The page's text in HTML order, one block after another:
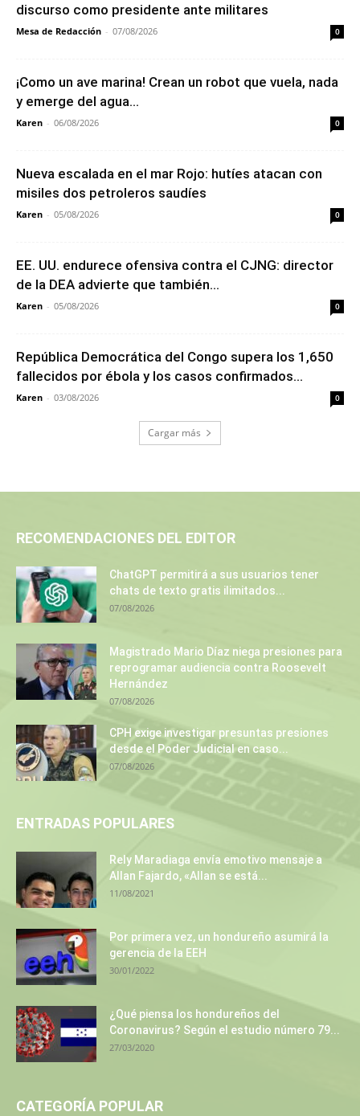
discurso como presidente ante militares
Mesa de Redacción - 07/08/2026 0
¡Como un ave marina! Crean un robot que vuela, nada
y emerge del agua...
Karen - 06/08/2026 0
Nueva escalada en el mar Rojo: hutíes atacan con
misiles dos petroleros saudíes
Karen - 05/08/2026 0
EE. UU. endurece ofensiva contra el CJNG: director
de la DEA advierte que también...
Karen - 05/08/2026 0
República Democrática del Congo supera los 1,650
fallecidos por ébola y los casos confirmados...
Karen - 03/08/2026 0
Cargar más
RECOMENDACIONES DEL EDITOR
ChatGPT permitirá a sus usuarios tener
chats de texto gratis ilimitados...
07/08/2026
Magistrado Mario Díaz niega presiones para
reprogramar audiencia contra Roosevelt
Hernández
07/08/2026
CPH exige investigar presuntas presiones
desde el Poder Judicial en caso...
07/08/2026
ENTRADAS POPULARES
Rely Maradiaga envía emotivo mensaje a
Allan Fajardo, «Allan se está...
11/08/2021
Por primera vez, un hondureño asumirá la
gerencia de la EEH
30/01/2022
¿Qué piensa los hondureños del
Coronavirus? Según el estudio número 79...
27/03/2020
CATEGORÍA POPULAR